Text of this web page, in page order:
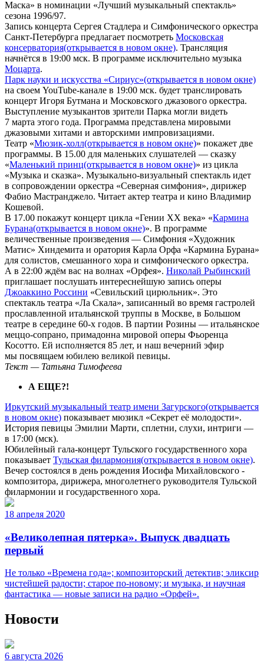
Маска» в номинации «Лучший музыкальный спектакль»
сезона 1996/97.
Запись концерта Сергея Стадлера и Симфонического оркестра
Санкт-Петербурга предлагает посмотреть Московская
консерватория(открывается в новом окне). Трансляция
начнётся в 19:00 мск. В программе исключительно музыка
Моцарта.
Парк науки и искусства «Сириус»(открывается в новом окне)
на своем YouTube-канале в 19:00 мск. будет транслировать
концерт Игоря Бутмана и Московского джазового оркестра.
Выступление музыкантов зрители Парка могли видеть
7 марта этого года. Программа представлена мировыми
джазовыми хитами и авторскими импровизациями.
Театр «Мюзик-холл(открывается в новом окне)» покажет две
программы. В 15.00 для маленьких слушателей — сказку
«Маленький принц(открывается в новом окне)» из цикла
«Музыка и сказка». Музыкально-визуальный спектакль идет
в сопровождении оркестра «Северная симфония», дирижер
Фабио Мастранджело. Читает актер театра и кино Владимир
Кошевой.
В 17.00 покажут концерт цикла «Гении ХХ века» «Кармина
Бурана(открывается в новом окне)». В программе
величественные произведения — Симфония «Художник
Матис» Хиндемита и оратория Карла Орфа «Кармина Бурана»
для солистов, смешанного хора и симфонического оркестра.
А в 22:00 ждём вас на волнах «Орфея». Николай Рыбинский
приглашает послушать интереснейшую запись оперы
Джоаккино Россини «Севильский цирюльник». Это
спектакль театра «Ла Скала», записанный во время гастролей
прославленной итальянской труппы в Москве, в Большом
театре в середине 60-х годов. В партии Розины — итальянское
меццо-сопрано, примадонна мировой оперы Фьоренца
Косотто. Ей исполняется 85 лет, и наш вечерний эфир
мы посвящаем юбилею великой певицы.
Текст — Татьяна Тимофеева
А ЕЩЕ?!
Иркутский музыкальный театр имени Загурского(открывается
в новом окне) показывает мюзикл «Секрет её молодости».
История певицы Эмилии Марти, сплетни, слухи, интриги —
в 17:00 (мск).
Юбилейный гала-концерт Тульского государственного хора
показывает Тульская филармония(открывается в новом окне).
Вечер состоялся в день рождения Иосифа Михайловского ‑
композитора, дирижера, многолетнего руководителя Тульской
филармонии и государственного хора.
18 апреля 2020
«Великолепная пятерка». Выпуск двадцать
первый
Не только «Времена года»; композиторский детектив; эликсир
чистейшей радости; старое по-новому; и музыка, и научная
фантастика — новые записи на радио «Орфей».
Новости
6 августа 2026